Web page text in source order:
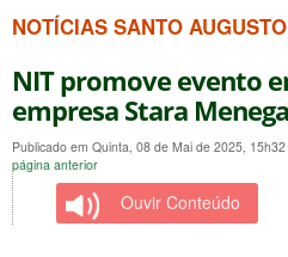
NOTÍCIAS SANTO AUGUSTO
NIT promove evento
empresa Stara
Publicado em Quinta, 08 de Mai de 2025, 15h32
página anterior
Ouvir Conteúdo